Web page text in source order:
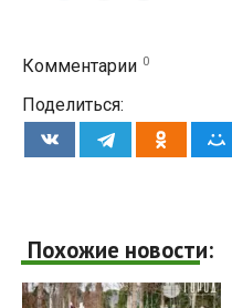
Комментарии 0
Поделиться:
Похожие новости: